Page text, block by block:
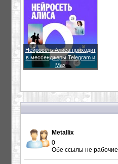
Нейросеть Алиса приходит
в мессенджеры Telegram и
Max
Metallix
0
Обе ссылы не рабочие